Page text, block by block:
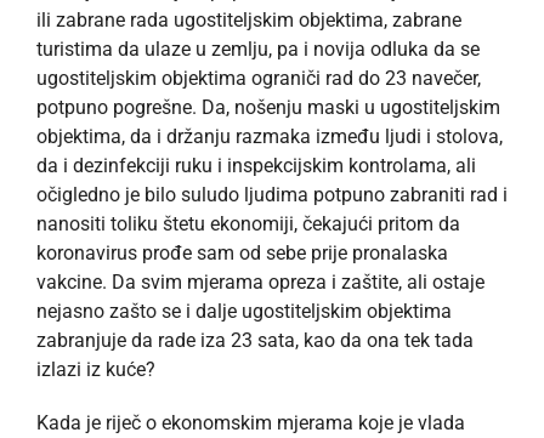
ili zabrane rada ugostiteljskim objektima, zabrane
turistima da ulaze u zemlju, pa i novija odluka da se
ugostiteljskim objektima ograniči rad do 23 navečer,
potpuno pogrešne. Da, nošenju maski u ugostiteljskim
objektima, da i držanju razmaka između ljudi i stolova,
da i dezinfekciji ruku i inspekcijskim kontrolama, ali
očigledno je bilo suludo ljudima potpuno zabraniti rad i
nanositi toliku štetu ekonomiji, čekajući pritom da
koronavirus prođe sam od sebe prije pronalaska
vakcine. Da svim mjerama opreza i zaštite, ali ostaje
nejasno zašto se i dalje ugostiteljskim objektima
zabranjuje da rade iza 23 sata, kao da ona tek tada
izlazi iz kuće?
Kada je riječ o ekonomskim mjerama koje je vlada